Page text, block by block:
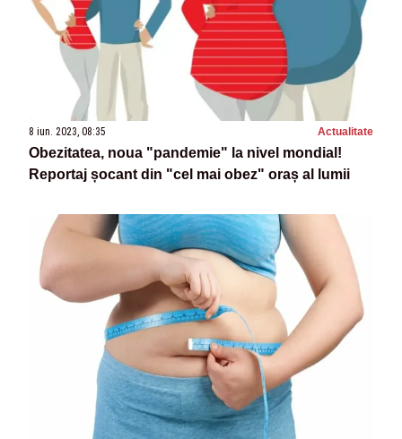
8 iun. 2023, 08:35 Actualitate
Obezitatea, noua "pandemie" la nivel mondial!
Reportaj șocant din "cel mai obez" oraș al lumii